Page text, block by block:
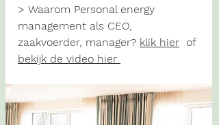
> Waarom Personal energy
management als CEO,
zaakvoerder, manager? klik hier
  of
bekijk de video hier